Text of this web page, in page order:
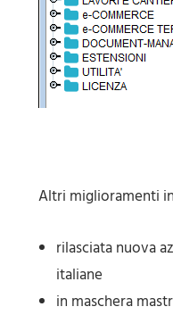
Altri miglioramenti
rilasciata nuova
italiane
in maschera